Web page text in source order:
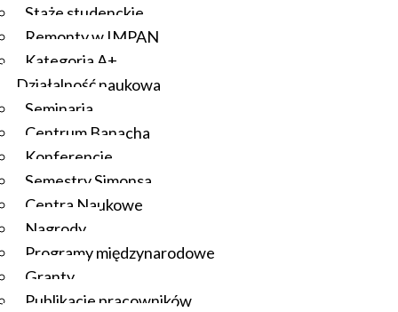
Staże studenckie
Remonty w IMPAN
Kategoria A+
Działalność naukowa
Seminaria
Centrum Banacha
Konferencje
Semestry Simonsa
Centra Naukowe
Nagrody
Programy międzynarodowe
Granty
Publikacje pracowników